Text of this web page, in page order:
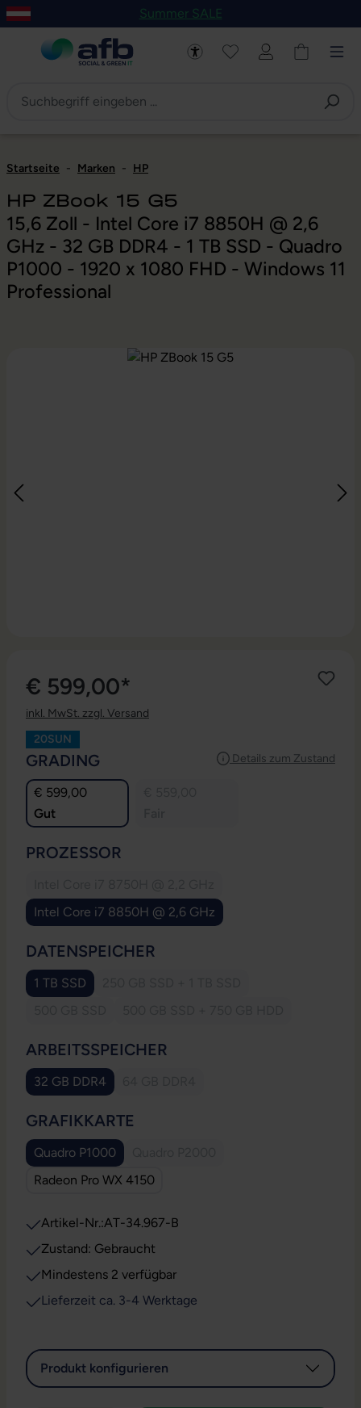
Hauptinhalt springen
Zur Navigation der B2B-Plattform springen
Summer SALE
Startseite - Marken - HP
HP ZBook 15 G5
15,6 Zoll - Intel Core i7 8850H @ 2,6
GHz - 32 GB DDR4 - 1 TB SSD - Quadro
P1000 - 1920 x 1080 FHD - Windows 11
Professional
Bildergalerie überspringen
€ 599,00*
inkl. MwSt. zzgl. Versand
20SUN
Details zum Zustand
GRADING
€ 599,00
Gut
PROZESSOR
Intel Core i7 8850H @ 2,6 GHz
DATENSPEICHER
1 TB SSD
ARBEITSSPEICHER
32 GB DDR4
GRAFIKKARTE
Quadro P1000
Radeon Pro WX 4150
Artikel-Nr.:AT-34.967-B
Zustand: Gebraucht
Mindestens 2 verfügbar
Lieferzeit ca. 3-4 Werktage
Produkt konfigurieren